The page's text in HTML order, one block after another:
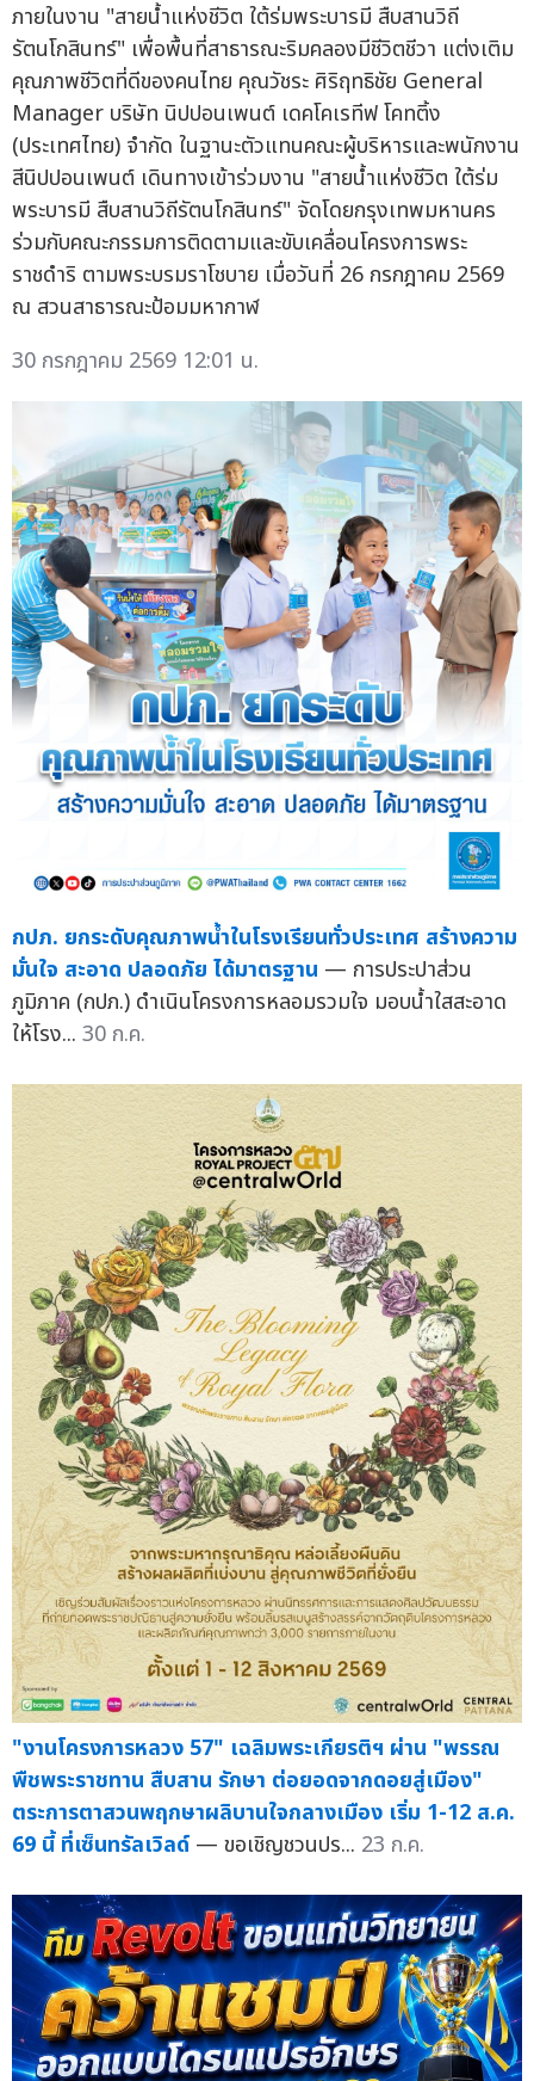
ภายในงาน "สายน้ำแห่งชีวิต ใต้ร่มพระบารมี สืบสานวิถี
รัตนโกสินทร์" เพื่อพื้นที่สาธารณะริมคลองมีชีวิตชีวา แต่งเติม
คุณภาพชีวิตที่ดีของคนไทย คุณวัชระ ศิริฤทธิชัย General
Manager บริษัท นิปปอนเพนต์ เดคโคเรทีฟ โคทติ้ง
(ประเทศไทย) จำกัด ในฐานะตัวแทนคณะผู้บริหารและพนักงาน
สีนิปปอนเพนต์ เดินทางเข้าร่วมงาน "สายน้ำแห่งชีวิต ใต้ร่ม
พระบารมี สืบสานวิถีรัตนโกสินทร์" จัดโดยกรุงเทพมหานคร
ร่วมกับคณะกรรมการติดตามและขับเคลื่อนโครงการพระ
ราชดำริ ตามพระบรมราโชบาย เมื่อวันที่ 26 กรกฎาคม 2569
ณ สวนสาธารณะป้อมมหากาฬ
30 กรกฎาคม 2569 12:01 น.
กปภ. ยกระดับคุณภาพน้ำในโรงเรียนทั่วประเทศ สร้างความ
มั่นใจ สะอาด ปลอดภัย ได้มาตรฐาน — การประปาส่วน
ภูมิภาค (กปภ.) ดำเนินโครงการหลอมรวมใจ มอบน้ำใสสะอาด
ให้โรง... 30 ก.ค.
"งานโครงการหลวง 57" เฉลิมพระเกียรติฯ ผ่าน "พรรณ
พืชพระราชทาน สืบสาน รักษา ต่อยอดจากดอยสู่เมือง"
ตระการตาสวนพฤกษาผลิบานใจกลางเมือง เริ่ม 1-12 ส.ค.
69 นี้ ที่เซ็นทรัลเวิลด์ — ขอเชิญชวนปร... 23 ก.ค.